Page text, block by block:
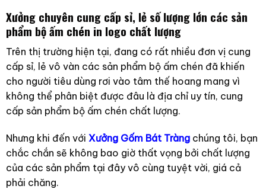
Xưởng chuyên cung cấp sỉ, lẻ số lượng lớn các sản
phẩm bộ ấm chén in logo chất lượng
Trên thị trường hiện tại, đang có rất nhiều đơn vị cung
cấp sỉ, lẻ vô vàn các sản phẩm bộ ấm chén đã khiến
cho người tiêu dùng rơi vào tâm thế hoang mang vì
không thể phân biệt được đâu là địa chỉ uy tín, cung
cấp sản phẩm bộ ấm chén chất lượng.
Nhưng khi đến với Xưởng Gốm Bát Tràngchúng tôi, bạn
chắc chắn sẽ không bao giờ thất vọng bởi chất lượng
của các sản phẩm tại đây vô cùng tuyệt vời, giá cả
phải chăng.